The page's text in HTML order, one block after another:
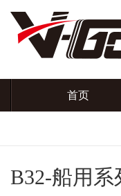
首页
B32-船用系